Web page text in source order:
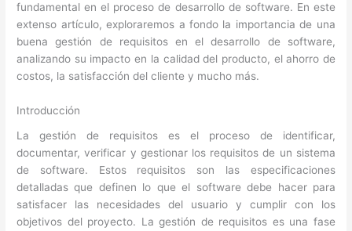
fundamental en el proceso de desarrollo de software. En este
extenso artículo, exploraremos a fondo la importancia de una
buena gestión de requisitos en el desarrollo de software,
analizando su impacto en la calidad del producto, el ahorro de
costos, la satisfacción del cliente y mucho más.
Introducción
La gestión de requisitos es el proceso de identificar,
documentar, verificar y gestionar los requisitos de un sistema
de software. Estos requisitos son las especificaciones
detalladas que definen lo que el software debe hacer para
satisfacer las necesidades del usuario y cumplir con los
objetivos del proyecto. La gestión de requisitos es una fase